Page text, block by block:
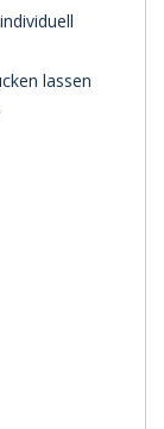
lassen